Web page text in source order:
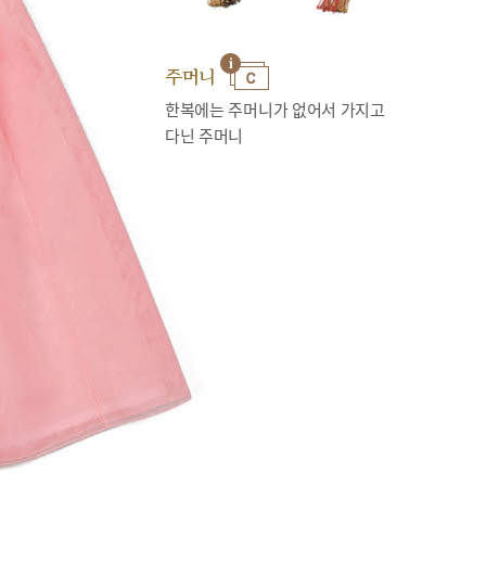
주머니
한복에는 주머니가 없어서 가지고
다닌 주머니